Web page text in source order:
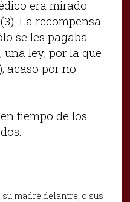
era mirado
La recompensa
se les pagaba
ley, por la que
acaso por no
tiempo de los
madre delantre, o sus